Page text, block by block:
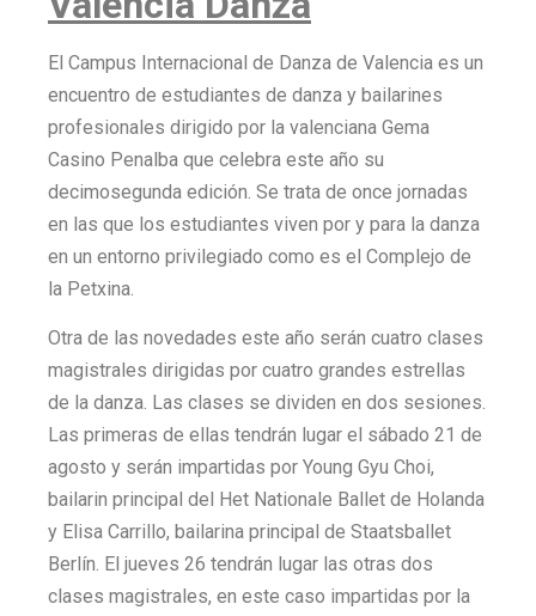
El Campus Internacional de Danza de Valencia es un
encuentro de estudiantes de danza y bailarines
profesionales dirigido por la valenciana Gema
Casino Penalba que celebra este año su
decimosegunda edición. Se trata de once jornadas
en las que los estudiantes viven por y para la danza
en un entorno privilegiado como es el Complejo de
la Petxina.
Otra de las novedades este año serán cuatro clases
magistrales dirigidas por cuatro grandes estrellas
de la danza. Las clases se dividen en dos sesiones.
Las primeras de ellas tendrán lugar el sábado 21 de
agosto y serán impartidas por Young Gyu Choi,
bailarin principal del Het Nationale Ballet de Holanda
y Elisa Carrillo, bailarina principal de Staatsballet
Berlín. El jueves 26 tendrán lugar las otras dos
clases magistrales, en este caso impartidas por la